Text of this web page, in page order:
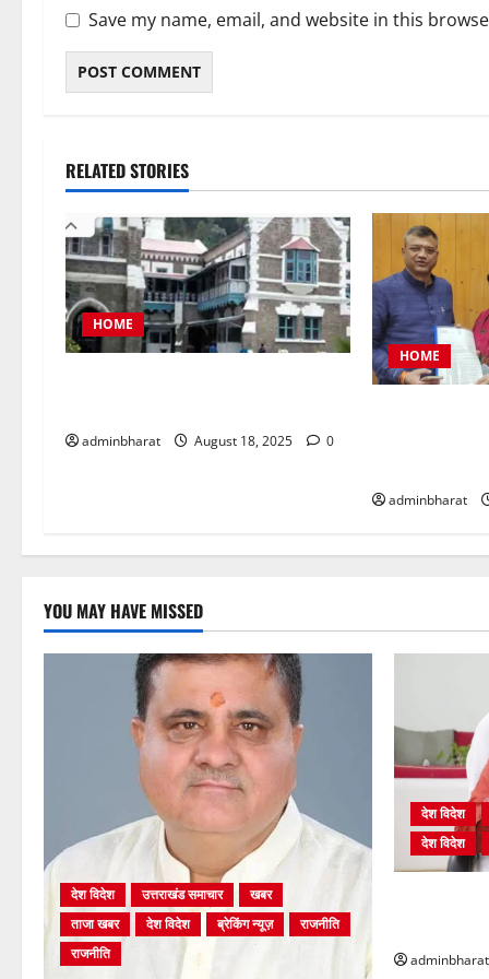
Save my name, email, and website in this
RELATED STORIES
HOME
adminbharat August 18, 2025 0
HOME
adminbharat
YOU MAY HAVE MISSED
देश विदेश उत्तराखंड समाचार
खबर
ताजा खबर
देश विदेश ब्रेकिंग न्यूज़
राजनीति
राजनीति
देश विदेश
देश विदेश
adminbharat